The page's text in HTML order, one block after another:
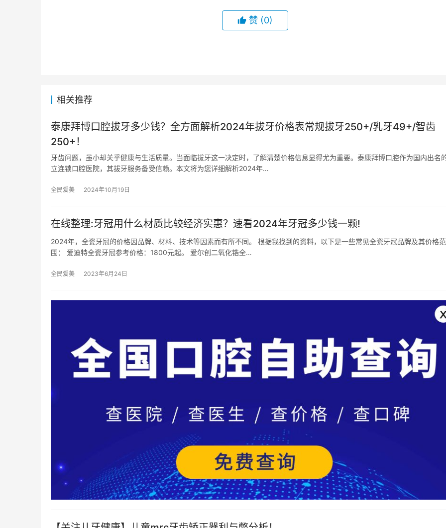
赞 (0)
相关推荐
泰康拜博口腔拔牙多少钱？全方面解析2024年拔牙价格表常规拔牙250+/乳牙49+/智齿
250+！
牙齿问题，虽小却关乎健康与生活质量。当面临拔牙这一决定时，了解清楚价格信息显得尤为重要。泰康拜博口腔作为国内出名
立连锁口腔医院，其拔牙服务备受信赖。本文将为您详细解析2024年…
全民爱美 2024年10月19日
在线整理:牙冠用什么材质比较经济实惠？速看2024年牙冠多少钱一颗!
2024年，全瓷牙冠的价格因品牌、材料、技术等因素而有所不同。 根据我找到的资料，以下是一些常见全瓷牙冠品牌及其价格范
围： 爱迪特全瓷牙冠参考价格：1800元起。 爱尔创二氧化锆全…
全民爱美 2023年6月24日